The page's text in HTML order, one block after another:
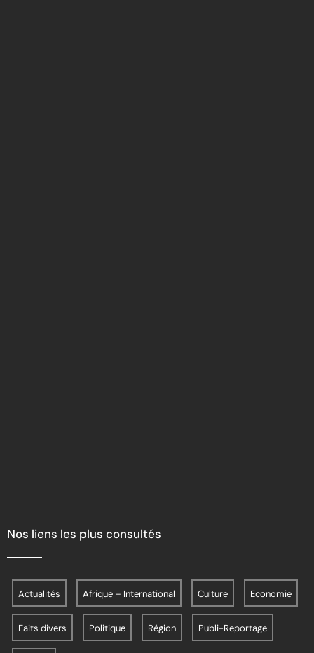
Nos liens les plus consultés
Actualités Afrique – International Culture Economie
Faits divers Politique Région Publi-Reportage